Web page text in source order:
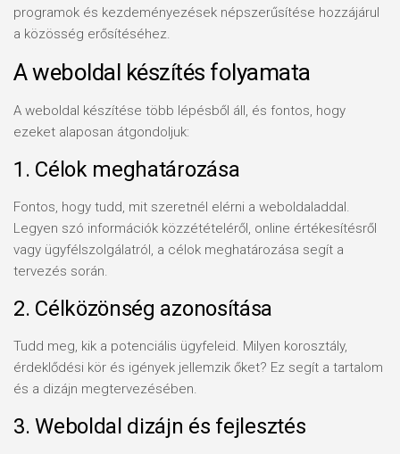
programok és kezdeményezések népszerűsítése hozzájárul
a közösség erősítéséhez.
A weboldal készítés folyamata
A weboldal készítése több lépésből áll, és fontos, hogy
ezeket alaposan átgondoljuk:
1. Célok meghatározása
Fontos, hogy tudd, mit szeretnél elérni a weboldaladdal.
Legyen szó információk közzétételéről, online értékesítésről
vagy ügyfélszolgálatról, a célok meghatározása segít a
tervezés során.
2. Célközönség azonosítása
Tudd meg, kik a potenciális ügyfeleid. Milyen korosztály,
érdeklődési kör és igények jellemzik őket? Ez segít a tartalom
és a dizájn megtervezésében.
3. Weboldal dizájn és fejlesztés